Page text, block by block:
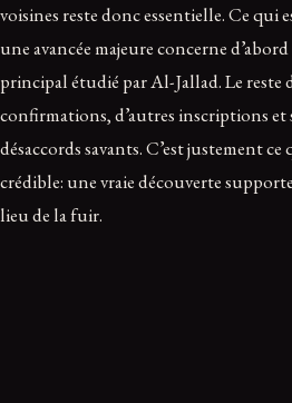
voisines reste donc essentielle. Ce qui
une avancée majeure concerne
principal étudié par Al-Jallad. Le reste
confirmations, d’autres inscriptions et
désaccords savants. C’est justement ce
crédible: une vraie découverte
lieu de la fuir.